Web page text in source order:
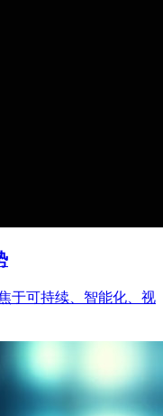
于可持续、智能化、视